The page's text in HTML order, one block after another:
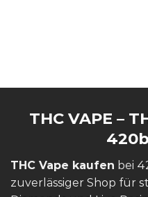
THC VAPE –
THC Vape kaufen bei
zuverlässiger Shop für